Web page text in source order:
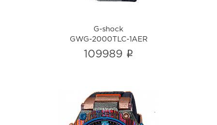
G-shock
GWG-2000TLC-1AER
109989 i